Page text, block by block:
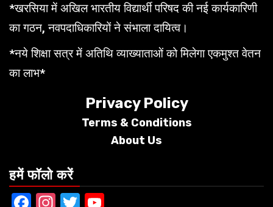
*खरसिया में अखिल भारतीय विद्यार्थी परिषद की नई कार्यकारिणी
का गठन, नवपदाधिकारियों ने संभाला दायित्व।
*नये शिक्षा सत्र में अतिथि व्याख्याताओं को मिलेगा एकमुश्त वेतन
का लाभ*
Privacy Policy
Terms & Conditions
About Us
हमें फॉलो करें